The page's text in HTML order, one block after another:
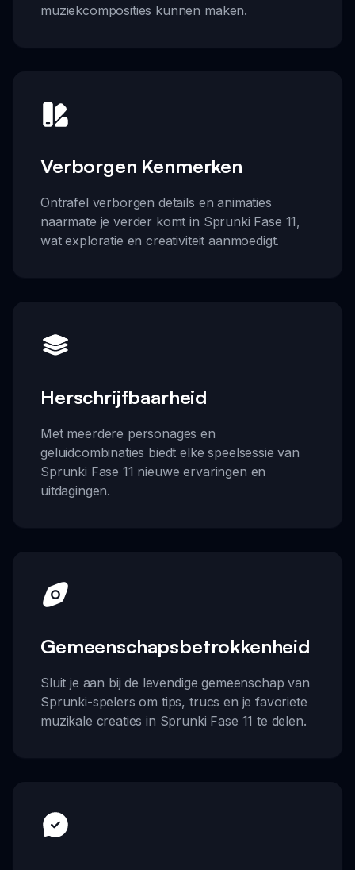
muziekcomposities kunnen maken.
Verborgen Kenmerken
Ontrafel verborgen details en animaties
naarmate je verder komt in Sprunki Fase 11,
wat exploratie en creativiteit aanmoedigt.
Herschrijfbaarheid
Met meerdere personages en
geluidcombinaties biedt elke speelsessie van
Sprunki Fase 11 nieuwe ervaringen en
uitdagingen.
Gemeenschapsbetrokkenheid
Sluit je aan bij de levendige gemeenschap van
Sprunki-spelers om tips, trucs en je favoriete
muzikale creaties in Sprunki Fase 11 te delen.